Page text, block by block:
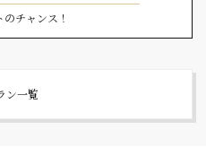
チャンス！
ン一覧